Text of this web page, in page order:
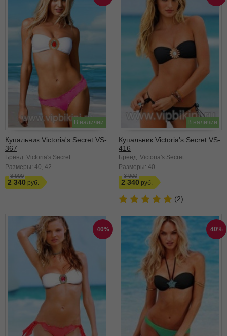
В наличии
Купальник Victoria's Secret VS-
367
Бренд: Victoria's Secret
Размеры: 40 42
3 900
2 340
В наличии
Купальник Victoria's Secret VS-
416
Бренд: Victoria's Secret
Размеры: 40
3 900
2 340
(2)
40% 40%